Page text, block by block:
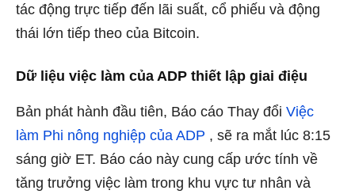
tác động trực tiếp đến lãi suất, cổ phiếu và động
thái lớn tiếp theo của Bitcoin.
Dữ liệu việc làm của ADP thiết lập giai điệu
Bản phát hành đầu tiên, Báo cáo Thay đổi Việc
làm Phi nông nghiệp của ADP , sẽ ra mắt lúc 8:15
sáng giờ ET. Báo cáo này cung cấp ước tính về
tăng trưởng việc làm trong khu vực tư nhân và